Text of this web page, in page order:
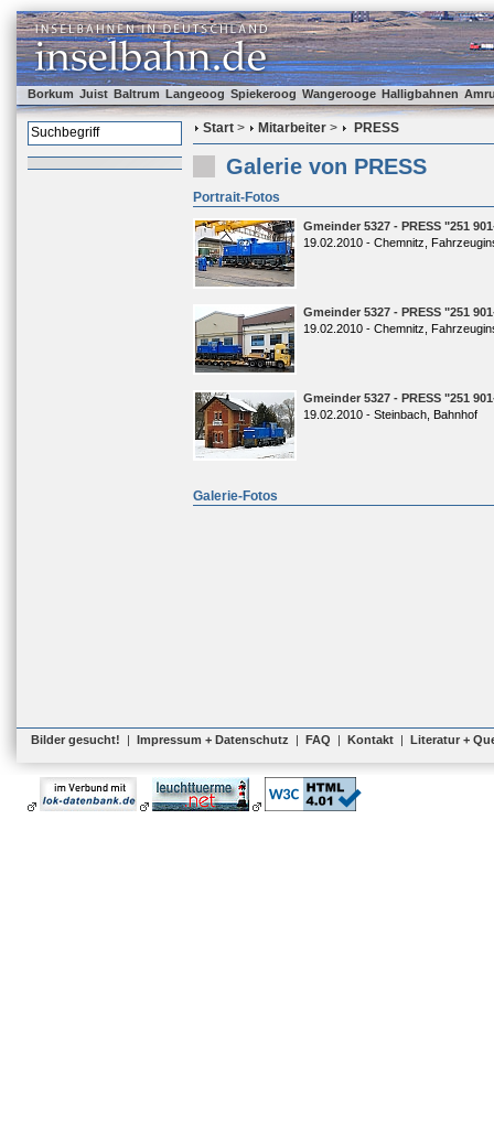
Borkum Juist Baltrum Langeoog Spiekeroog Wangerooge Halligbahnen
Start > Mitarbeiter > PRESS
Galerie von PRESS
Portrait-Fotos
Gmeinder 5327 - PRESS "251
19.02.2010 - Chemnitz,
Gmeinder 5327 - PRESS "251
19.02.2010 - Chemnitz,
Gmeinder 5327 - PRESS "251
19.02.2010 - Steinbach, Bahnhof
Galerie-Fotos
Bilder gesucht! | Impressum + Datenschutz | FAQ | Kontakt | Literatur +